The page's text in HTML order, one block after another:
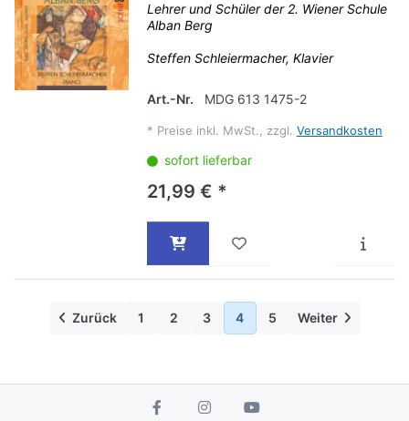
Lehrer und Schüler der 2. Wiener Schule
Alban Berg
Steffen Schleiermacher, Klavier
Art.-Nr. MDG 613 1475-2
* Preise inkl. MwSt., zzgl. Versandkosten
sofort lieferbar
21,99 € *
Zurück 1 2 3 4 5 Weiter